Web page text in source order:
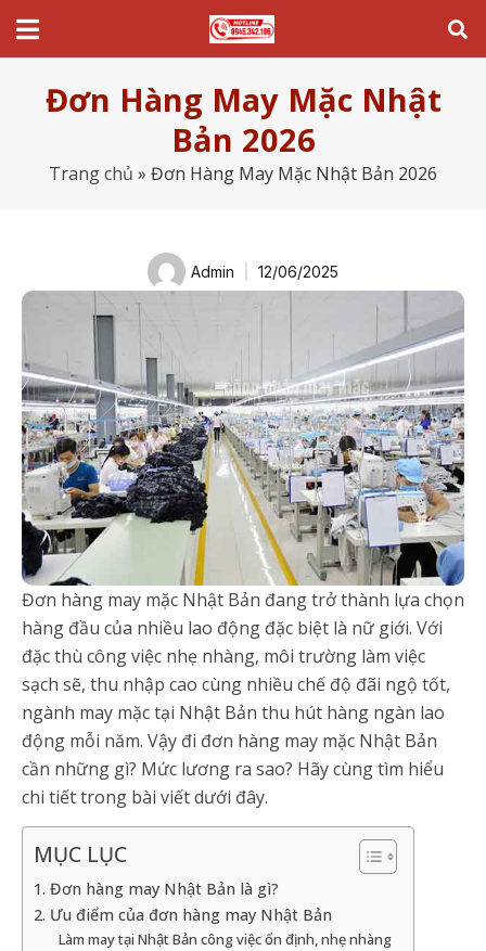
Đơn Hàng May Mặc Nhật
Bản 2026
Trang chủ » Đơn Hàng May Mặc Nhật Bản 2026
Admin 12/06/2025
Đơn hàng may mặc Nhật Bản đang trở thành lựa chọn
hàng đầu của nhiều lao động đặc biệt là nữ giới. Với
đặc thù công việc nhẹ nhàng, môi trường làm việc
sạch sẽ, thu nhập cao cùng nhiều chế độ đãi ngộ tốt,
ngành may mặc tại Nhật Bản thu hút hàng ngàn lao
động mỗi năm. Vậy đi đơn hàng may mặc Nhật Bản
cần những gì? Mức lương ra sao? Hãy cùng tìm hiểu
chi tiết trong bài viết dưới đây.
MỤC LỤC
1. Đơn hàng may Nhật Bản là gì?
2. Ưu điểm của đơn hàng may Nhật Bản
Làm may tại Nhật Bản công việc ổn định, nhẹ nhàng